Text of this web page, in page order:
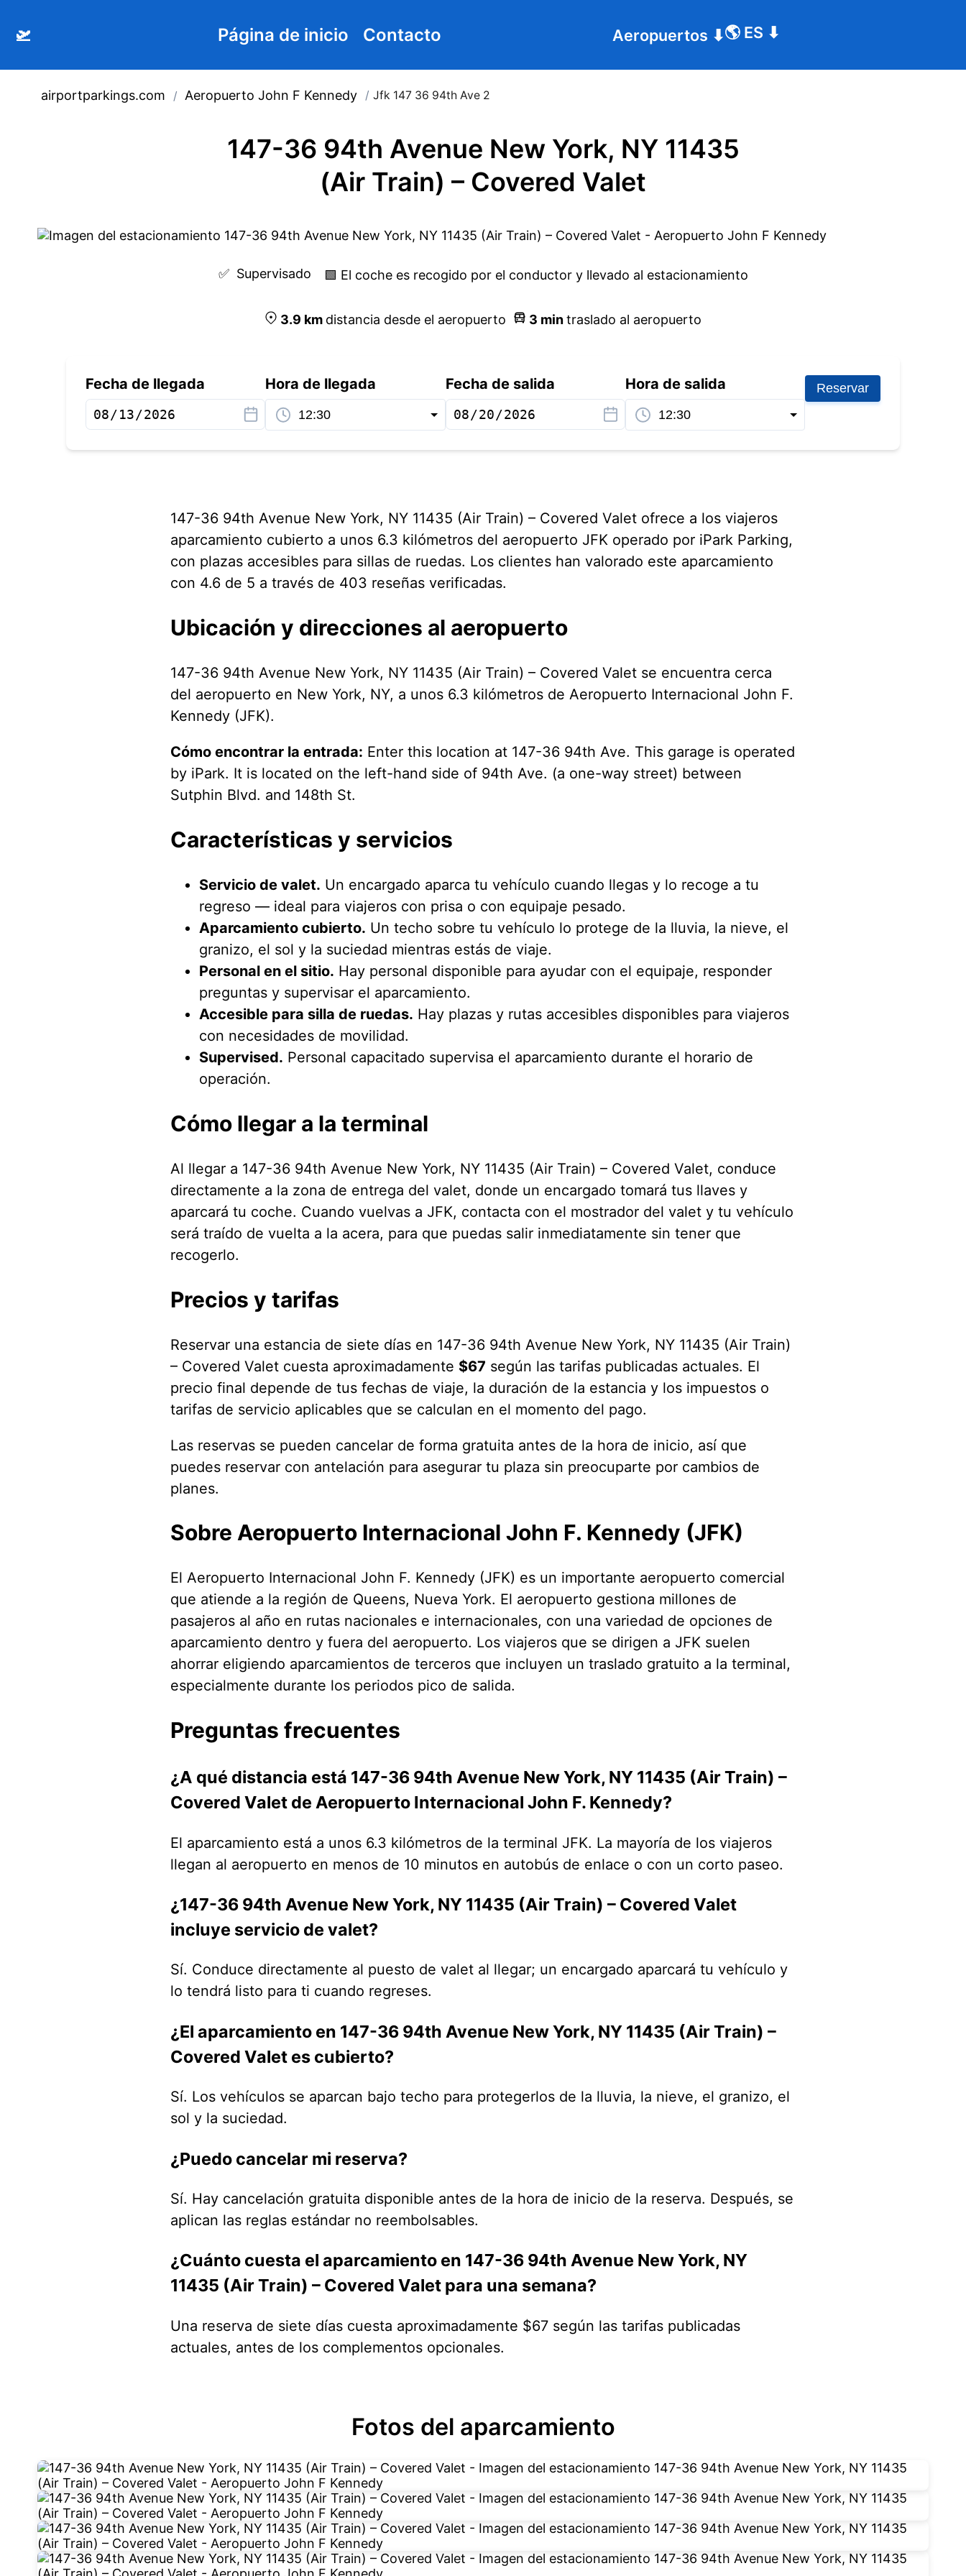
🛫 Página de inicio Contacto Aeropuertos ⬇🌎 ES ⬇
airportparkings.com / Aeropuerto John F Kennedy / Jfk 147 36 94th Ave 2
147-36 94th Avenue New York, NY 11435
(Air Train) – Covered Valet
✅ Supervisado 🟩 El coche es recogido por el conductor y llevado al estacionamiento
3.9 km distancia desde el aeropuerto 3 mintraslado al aeropuerto
Fecha de llegada Hora de llegada Fecha de salida Hora de salida Reservar
147-36 94th Avenue New York, NY 11435 (Air Train) – Covered Valet ofrece a los viajeros
aparcamiento cubierto a unos 6.3 kilómetros del aeropuerto JFK operado por iPark Parking,
con plazas accesibles para sillas de ruedas. Los clientes han valorado este aparcamiento
con 4.6 de 5 a través de 403 reseñas verificadas.
Ubicación y direcciones al aeropuerto
147-36 94th Avenue New York, NY 11435 (Air Train) – Covered Valet se encuentra cerca
del aeropuerto en New York, NY, a unos 6.3 kilómetros de Aeropuerto Internacional John F.
Kennedy (JFK).
Cómo encontrar la entrada: Enter this location at 147-36 94th Ave. This garage is operated
by iPark. It is located on the left-hand side of 94th Ave. (a one-way street) between
Sutphin Blvd. and 148th St.
Características y servicios
Servicio de valet. Un encargado aparca tu vehículo cuando llegas y lo recoge a tu
regreso — ideal para viajeros con prisa o con equipaje pesado.
Aparcamiento cubierto. Un techo sobre tu vehículo lo protege de la lluvia, la nieve, el
granizo, el sol y la suciedad mientras estás de viaje.
Personal en el sitio. Hay personal disponible para ayudar con el equipaje, responder
preguntas y supervisar el aparcamiento.
Accesible para silla de ruedas. Hay plazas y rutas accesibles disponibles para viajeros
con necesidades de movilidad.
Supervised. Personal capacitado supervisa el aparcamiento durante el horario de
operación.
Cómo llegar a la terminal
Al llegar a 147-36 94th Avenue New York, NY 11435 (Air Train) – Covered Valet, conduce
directamente a la zona de entrega del valet, donde un encargado tomará tus llaves y
aparcará tu coche. Cuando vuelvas a JFK, contacta con el mostrador del valet y tu vehículo
será traído de vuelta a la acera, para que puedas salir inmediatamente sin tener que
recogerlo.
Precios y tarifas
Reservar una estancia de siete días en 147-36 94th Avenue New York, NY 11435 (Air Train)
– Covered Valet cuesta aproximadamente $67 según las tarifas publicadas actuales. El
precio final depende de tus fechas de viaje, la duración de la estancia y los impuestos o
tarifas de servicio aplicables que se calculan en el momento del pago.
Las reservas se pueden cancelar de forma gratuita antes de la hora de inicio, así que
puedes reservar con antelación para asegurar tu plaza sin preocuparte por cambios de
planes.
Sobre Aeropuerto Internacional John F. Kennedy (JFK)
El Aeropuerto Internacional John F. Kennedy (JFK) es un importante aeropuerto comercial
que atiende a la región de Queens, Nueva York. El aeropuerto gestiona millones de
pasajeros al año en rutas nacionales e internacionales, con una variedad de opciones de
aparcamiento dentro y fuera del aeropuerto. Los viajeros que se dirigen a JFK suelen
ahorrar eligiendo aparcamientos de terceros que incluyen un traslado gratuito a la terminal,
especialmente durante los periodos pico de salida.
Preguntas frecuentes
¿A qué distancia está 147-36 94th Avenue New York, NY 11435 (Air Train) –
Covered Valet de Aeropuerto Internacional John F. Kennedy?
El aparcamiento está a unos 6.3 kilómetros de la terminal JFK. La mayoría de los viajeros
llegan al aeropuerto en menos de 10 minutos en autobús de enlace o con un corto paseo.
¿147-36 94th Avenue New York, NY 11435 (Air Train) – Covered Valet
incluye servicio de valet?
Sí. Conduce directamente al puesto de valet al llegar; un encargado aparcará tu vehículo y
lo tendrá listo para ti cuando regreses.
¿El aparcamiento en 147-36 94th Avenue New York, NY 11435 (Air Train) –
Covered Valet es cubierto?
Sí. Los vehículos se aparcan bajo techo para protegerlos de la lluvia, la nieve, el granizo, el
sol y la suciedad.
¿Puedo cancelar mi reserva?
Sí. Hay cancelación gratuita disponible antes de la hora de inicio de la reserva. Después, se
aplican las reglas estándar no reembolsables.
¿Cuánto cuesta el aparcamiento en 147-36 94th Avenue New York, NY
11435 (Air Train) – Covered Valet para una semana?
Una reserva de siete días cuesta aproximadamente $67 según las tarifas publicadas
actuales, antes de los complementos opcionales.
Fotos del aparcamiento